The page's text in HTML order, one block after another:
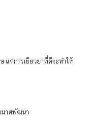
แต่การเยียวยาที่ดีจะทำให้
มาศพัฒนา